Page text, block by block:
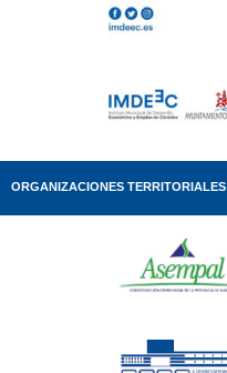
ORGANIZACIONES TERRITORIALES